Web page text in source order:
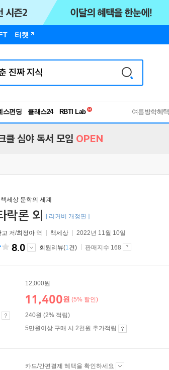
티켓
스펀딩 클래스24
독서유형검사
여름방학혜택
클 심야 독서 모임 OPEN
책세상 문학의 세계
락론 외 [ 리커버 개정판 ]
고 저/최정아 역 책세상 2022년 11월 10일
8.0 회원리뷰(1건) 판매지수 168
12,000원
11,400원 (5% 할인)
240원 (2% 적립)
5만원이상 구매 시 2천원 추가적립
카드/간편결제 혜택을 확인하세요